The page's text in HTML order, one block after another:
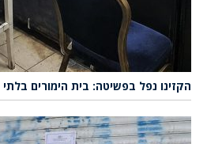
הקזינו נפל בפשיטה: בית הימורים